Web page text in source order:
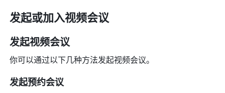
发起或加入视频会议
发起视频会议
你可以通过以下几种方法发起视频会议。
发起预约会议